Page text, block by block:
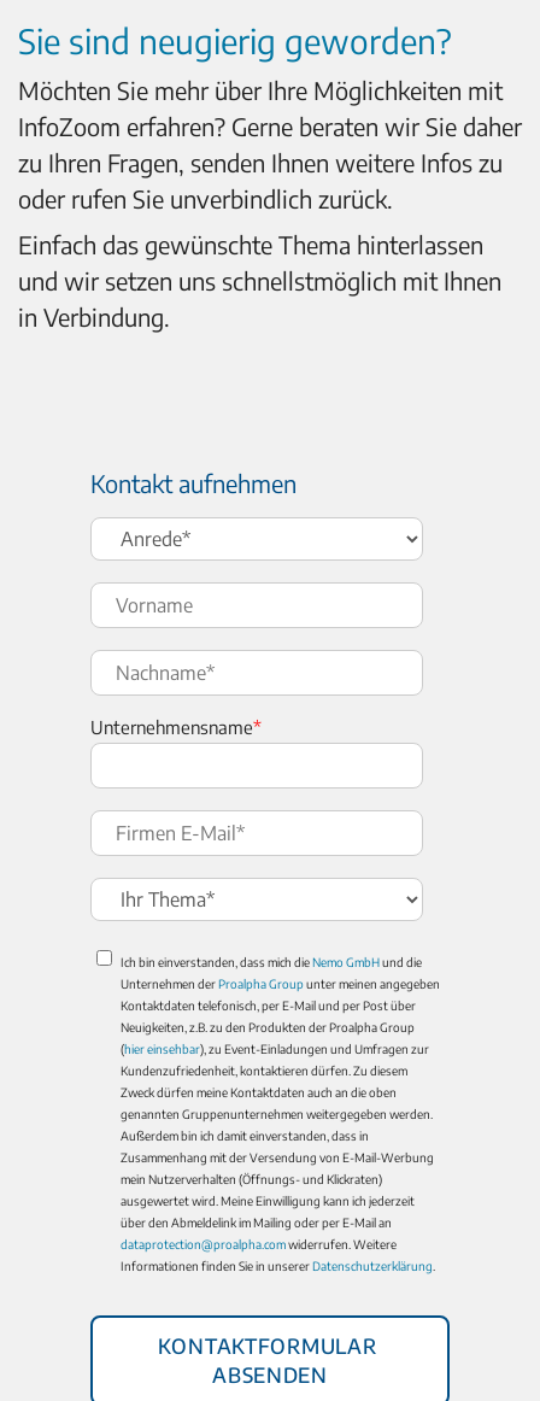
Sie sind neugierig geworden?
Möchten Sie mehr über Ihre Möglichkeiten mit
InfoZoom erfahren? Gerne beraten wir Sie daher
zu Ihren Fragen, senden Ihnen weitere Infos zu
oder rufen Sie unverbindlich zurück.
Einfach das gewünschte Thema hinterlassen
und wir setzen uns schnellstmöglich mit Ihnen
in Verbindung.
Kontakt aufnehmen
Unternehmensname*
Ich bin einverstanden, dass mich dieNemo GmbHund die
Unternehmen derProalpha Groupunter meinen angegeben
Kontaktdaten telefonisch, per E-Mail und per Post über
Neuigkeiten, z.B. zu den Produkten der Proalpha Group
(hier einsehbar), zu Event-Einladungen und Umfragen zur
Kundenzufriedenheit, kontaktieren dürfen. Zu diesem
Zweck dürfen meine Kontaktdaten auch an die oben
genannten Gruppenunternehmen weitergegeben werden.
Außerdem bin ich damit einverstanden, dass in
Zusammenhang mit der Versendung von E-Mail-Werbung
mein Nutzerverhalten (Öffnungs- und Klickraten)
ausgewertet wird. Meine Einwilligung kann ich jederzeit
über den Abmeldelink im Mailing oder per E-Mail an
dataprotection@proalpha.comwiderrufen. Weitere
Informationen finden Sie in unsererDatenschutzerklärung